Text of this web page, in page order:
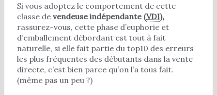
Si vous adoptez le comportement de cette
classe de vendeuse indépendante (VDI),
rassurez-vous, cette phase d’euphorie et
d’emballement débordant est tout à fait
naturelle, si elle fait partie du top10 des erreurs
les plus fréquentes des débutants dans la vente
directe, c’est bien parce qu’on l’a tous fait.
(même pas un peu ?)